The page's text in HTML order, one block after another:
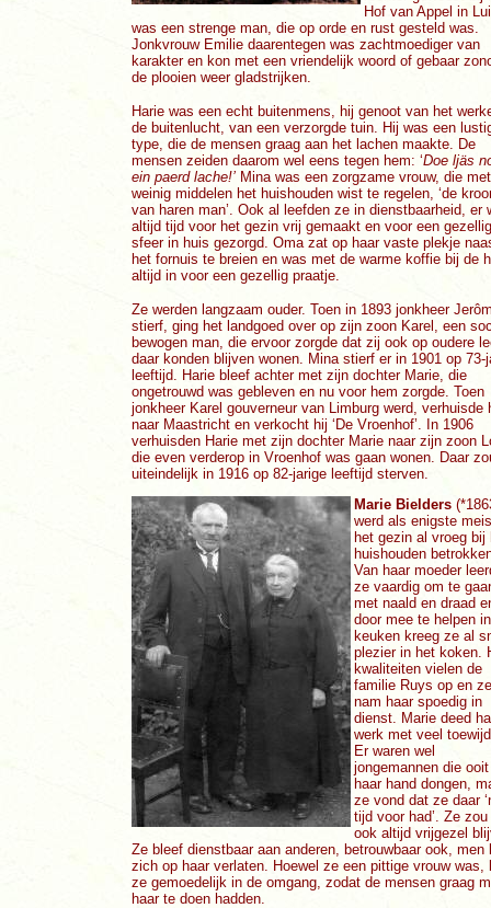
Hof van Appel in
was een strenge man, die op orde en rust gesteld was.
Jonkvrouw Emilie daarentegen was zachtmoediger van
karakter en kon met een vriendelijk woord of gebaar
de plooien weer gladstrijken.
Harie was een echt buitenmens, hij genoot van het
de buitenlucht, van een verzorgde tuin. Hij was een
type, die de mensen graag aan het lachen maakte. De
mensen zeiden daarom wel eens tegen hem: ‘Doe ljäs
ein paerd lache!’ Mina was een zorgzame vrouw, die met
weinig middelen het huishouden wist te regelen, ‘de
van haren man’. Ook al leefden ze in dienstbaarheid, er
altijd tijd voor het gezin vrij gemaakt en voor een
sfeer in huis gezorgd. Oma zat op haar vaste plekje
het fornuis te breien en was met de warme koffie bij de
altijd in voor een gezellig praatje.
Ze werden langzaam ouder. Toen in 1893 jonkheer
stierf, ging het landgoed over op zijn zoon Karel, een
bewogen man, die ervoor zorgde dat zij ook op oudere
daar konden blijven wonen. Mina stierf er in 1901 op 73-
leeftijd. Harie bleef achter met zijn dochter Marie, die
ongetrouwd was gebleven en nu voor hem zorgde. Toen
jonkheer Karel gouverneur van Limburg werd, verhuisde
naar Maastricht en verkocht hij ‘De Vroenhof’. In 1906
verhuisden Harie met zijn dochter Marie naar zijn zoon
die even verderop in Vroenhof was gaan wonen. Daar
uiteindelijk in 1916 op 82-jarige leeftijd sterven.
Marie Bielders
werd als enigste
het gezin al vroeg bij
huishouden
Van haar moeder
ze vaardig om te
met naald en draad
door mee te helpen
keuken kreeg ze al
plezier in het koken.
kwaliteiten vielen de
familie Ruys op en ze
nam haar spoedig in
dienst. Marie deed
werk met veel
Er waren wel
jongemannen die
haar hand dongen,
ze vond dat ze daar
tijd voor had’. Ze zou
ook altijd vrijgezel
Ze bleef dienstbaar aan anderen, betrouwbaar ook, men
zich op haar verlaten. Hoewel ze een pittige vrouw was,
ze gemoedelijk in de omgang, zodat de mensen graag
haar te doen hadden.